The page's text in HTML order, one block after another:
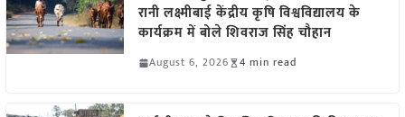
रानी लक्ष्मीबाई केंद्रीय कृषि विश्वविद्यालय के
कार्यक्रम में बोले शिवराज सिंह चौहान
August 6, 2026 4 min read